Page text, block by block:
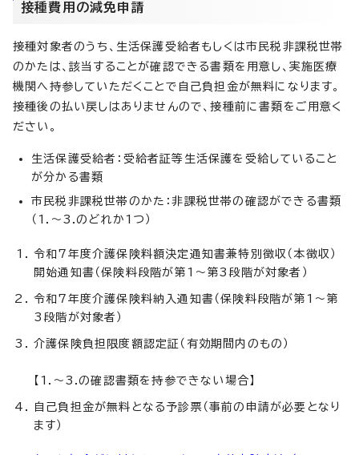
接種費用の減免申請
接種対象者のうち、生活保護受給者もしくは市民税非課税世帯
のかたは、該当することが確認できる書類を用意し、実施医療
機関へ持参していただくことで自己負担金が無料になります。
接種後の払い戻しはありませんので、接種前に書類をご用意く
ださい。
生活保護受給者：受給者証等生活保護を受給していること
が分かる書類
市民税非課税世帯のかた：非課税世帯の確認ができる書類
（1.～3.のどれか1つ）
令和7年度介護保険料額決定通知書兼特別徴収（本徴収）
開始通知書（保険料段階が第1～第3段階が対象者）
令和7年度介護保険料納入通知書（保険料段階が第1～第
3段階が対象者）
介護保険負担限度額認定証（有効期間内のもの）
【1.～3.の確認書類を持参できない場合】
自己負担金が無料となる予診票（事前の申請が必要となり
ます）